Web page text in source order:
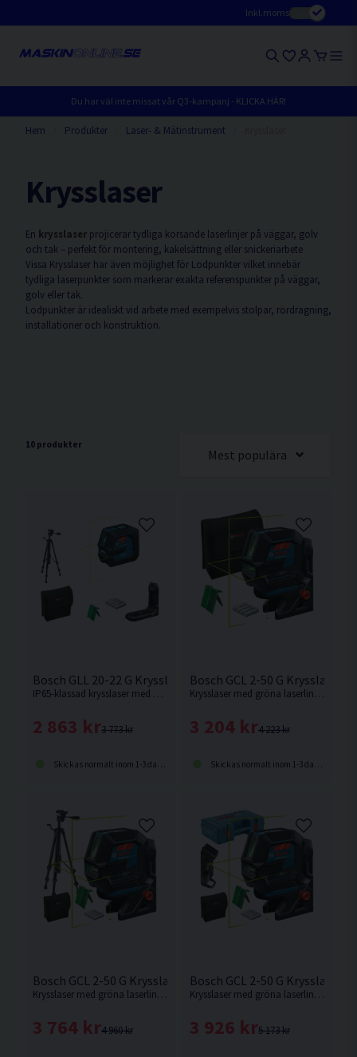
Inkl.moms
Du har väl inte missat vår Q3-kampanj - KLICKA HÄR!
Hem Produkter Laser- & Mätinstrument
Krysslaser
En krysslaser projicerar tydliga korsande laserlinjer på väggar, golv
och tak – perfekt för montering, kakelsättning eller snickeriarbete
Vissa Krysslaser har även möjlighet för Lodpunkter vilket innebär
tydliga laserpunkter som markerar exakta referenspunkter på väggar,
golv eller tak.
Lodpunkter är idealiskt vid arbete med exempelvis stolpar, rördragning,
installationer och konstruktion.
10 produkter
Mest populära
Bosch GLL 20-22 G Krysslaser Grön Inkl Stativ
IP65-klassad krysslaser med gröna laserlinjer från Bosch.
3 773 kr
2 863 kr
Skickas normalt inom 1-3 dagar
Bosch GCL 2-50 G Krysslaser
Krysslaser med gröna laserlinjer och gröna lodpunkter från Bosch.
4 223 kr
3 204 kr
Skickas normalt inom 1-3 dagar
Bosch GCL 2-50 G Krysslaser m. Lodpunkter Grön Inkl Stativ
Krysslaser med gröna laserlinjer och gröna lodpunkter från Bosch.
4 960 kr
3 764 kr
Bosch GCL 2-50 G Krysslaser
Krysslaser med gröna laserlinjer och gröna lodpunkter från Bosch.
5 173 kr
3 926 kr